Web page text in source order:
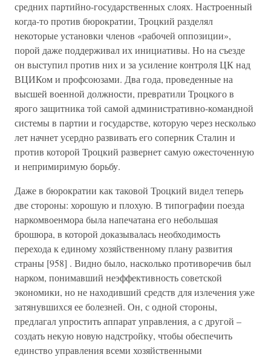
средних партийно-государственных слоях. Настроенный
когда-то против бюрократии, Троцкий разделял
некоторые установки членов «рабочей оппозиции»,
порой даже поддерживал их инициативы. Но на съезде
он выступил против них и за усиление контроля ЦК над
ВЦИКом и профсоюзами. Два года, проведенные на
высшей военной должности, превратили Троцкого в
ярого защитника той самой административно-командной
системы в партии и государстве, которую через несколько
лет начнет усердно развивать его соперник Сталин и
против которой Троцкий развернет самую ожесточенную
и непримиримую борьбу.
Даже в бюрократии как таковой Троцкий видел теперь
две стороны: хорошую и плохую. В типографии поезда
наркомвоенмора была напечатана его небольшая
брошюра, в которой доказывалась необходимость
перехода к единому хозяйственному плану развития
страны [958] . Видно было, насколько противоречив был
нарком, понимавший неэффективность советской
экономики, но не находивший средств для излечения уже
затянувшихся ее болезней. Он, с одной стороны,
предлагал упростить аппарат управления, а с другой –
создать некую новую надстройку, чтобы обеспечить
единство управления всеми хозяйственными